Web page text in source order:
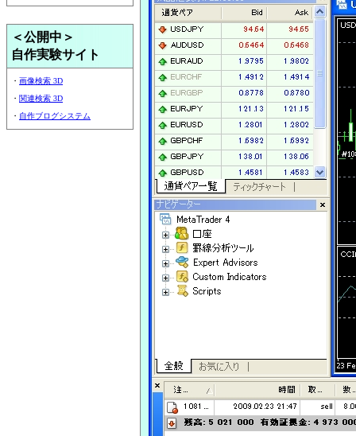
＜公開中＞
自作実験サイト
・ 画像検索 3D
・ 関連検索 3D
・ 自作ブログシステム